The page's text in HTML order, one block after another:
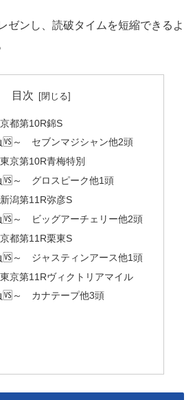
ゼンし、読破タイムを短縮できるよ
目次
都第10R錦S
🆚～ セブンマジシャン他2頭
京第10R青梅特別
🆚～ グロスピーク他1頭
潟第11R弥彦S
🆚～ ビッグアーチェリー他2頭
都第11R栗東S
🆚～ ジャスティンアース他1頭
京第11Rヴィクトリアマイル
🆚～ カナテープ他3頭